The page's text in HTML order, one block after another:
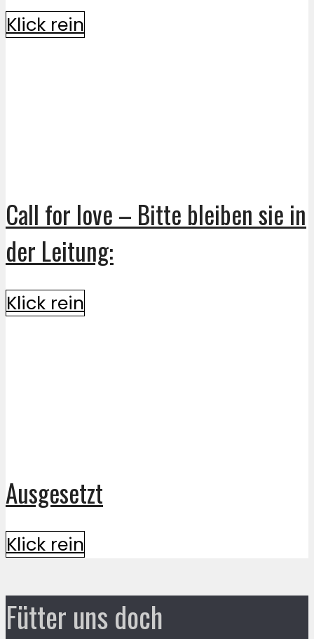
Klick rein
Call for love – Bitte bleiben sie in
der Leitung:
Klick rein
Ausgesetzt
Klick rein
Fütter uns doch